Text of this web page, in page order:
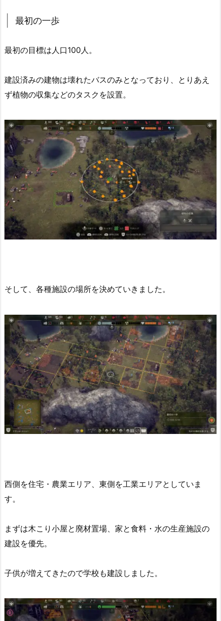
最初の一歩
最初の目標は人口100人。
建設済みの建物は壊れたバスのみとなっており、とりあえ
ず植物の収集などのタスクを設置。
そして、各種施設の場所を決めていきました。
西側を住宅・農業エリア、東側を工業エリアとしていま
す。
まずは木こり小屋と廃材置場、家と食料・水の生産施設の
建設を優先。
子供が増えてきたので学校も建設しました。